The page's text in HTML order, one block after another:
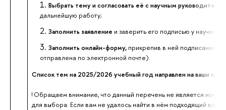
Выбрать тему и согласовать её с научным
дальнейшую работу;
Заполнить заявление и заверить его подписью у
Заполнить онлайн-форму, прикрепив в ней подписанное
отправлена по электронной почте).
Список тем на 2025/2026 учебный год направлен на ваши
! Обращаем внимание, что данный перечень не является
для выбора. Если вам не удалось найти в нём подходящий